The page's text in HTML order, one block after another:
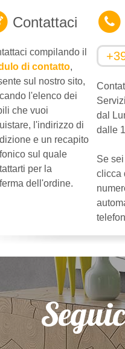
Contattaci
compilando il
di contatto,
sul nostro sito,
l'elenco dei
che vuoi
l'indirizzo di
e un recapito
sul quale
per la
dell'ordine.
dal
dalle
Se
clicca